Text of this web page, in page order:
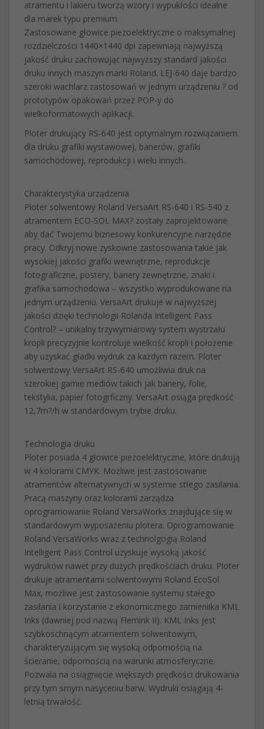
atramentu i lakieru tworzą wzory i wypukłości idealne
dla marek typu premium.
Zastosowane głowice piezoelektryczne o maksymalnej
rozdzielczości 1440×1440 dpi zapewniają najwyższą
jakość druku zachowując najwyższy standard jakości
druku innych maszyn marki Roland. LEJ-640 daje bardzo
szeroki wachlarz zastosowań w jednym urządzeniu ? od
prototypów opakowań przez POP-y do
wielkoformatowych aplikacji.
Ploter drukujący RS-640 jest optymalnym rozwiązaniem
dla druku grafiki wystawowej, banerów, grafiki
samochodowej, reprodukcji i wielu innych.
Charakterystyka urządzenia
Ploter solwentowy Roland VersaArt RS-640 i RS-540 z
atramentem ECO-SOL MAX? zostały zaprojektowane
aby dać Twojemu biznesowy konkurencyjne narzędzie
pracy. Odkryj nowe zyskowne zastosowania takie jak
wysokiej jakości grafiki wewnętrzne, reprodukcje
fotograficzne, postery, banery zewnętrzne, znaki i
grafika samochodowa – wszystko wyprodukowane na
jednym urządzeniu. VersaArt drukuje w najwyższej
jakości dzięki technologii Rolanda Intelligent Pass
Control? – unikalny trzywymiarowy system wystrzału
kropli precyzyjnie kontroluje wielkość kropli i położenie
aby uzyskać gładki wydruk za każdym razem. Ploter
solwentowy VersaArt RS-640 umożliwia druk na
szerokiej gamie mediów takich jak banery, folie,
tekstylia, papier fotogrficzny. VersaArt osiąga prędkość
12,7m?/h w standardowym trybie druku.
Technologia druku
Ploter posiada 4 głowice piezoelektryczne, które drukują
w 4 kolorami CMYK. Możliwe jest zastosowanie
atramentów alternatywnych w systemie stłego zasilania.
Pracą maszyny oraz kolorami zarządza
oprogramowanie Roland VersaWorks znajdujące się w
standardowym wyposażeniu plotera. Oprogramowanie
Roland VersaWorks wraz z technolgogią Roland
Intelligent Pass Control uzyskuje wysoką jakość
wydruków nawet przy dużych prędkościach druku. Ploter
drukuje atramentami solwentowymi Roland EcoSol
Max, możliwe jest zastosowanie systemu stałego
zasilania i korzystanie z ekonomicznego zamieniika KML
Inks (dawniej pod nazwą Flemink II). KML Inks jest
szybkoschnącym atramentem solwentowym,
charakteryzującym się wysoką odpornością na
ścieranie, odpornością na warunki atmosferyczne.
Pozwala na osiągnięcie większych prędkości drukowania
przy tym smym nasyceniu barw. Wydruki osiągają 4-
letnią trwałość.